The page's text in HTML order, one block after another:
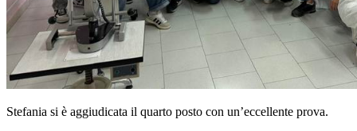
Stefania si è aggiudicata il quarto posto con un’eccellente prova.